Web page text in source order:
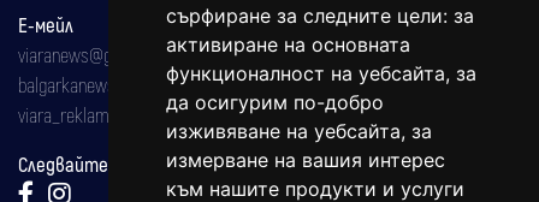
сърфиране за следните цели: за
активиране на основната
функционалност на уебсайта, за
да осигурим по-добро
изживяване на уебсайта, за
измерване на вашия интерес
към нашите продукти и услуги
Е-мейл
viaranews@gmail.com
balgarkanews@gmail.com
viara_reklama@mail.bg
Следвайте ни: